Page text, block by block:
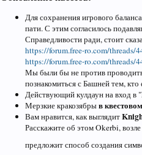
Для сохранения игрового
пати. С этим согласилось
Справедливости ради, стоит
https://forum.free-ro.com/threads/
https://forum.free-ro.com/threads/
Мы были бы не против
познакомиться с Башней тем,
Действующий кулдаун на вход в "
Мерзкие кракозябрыв
Вам нравится, как выглядит
Расскажите об этом Okerbi,
предложит способ создания